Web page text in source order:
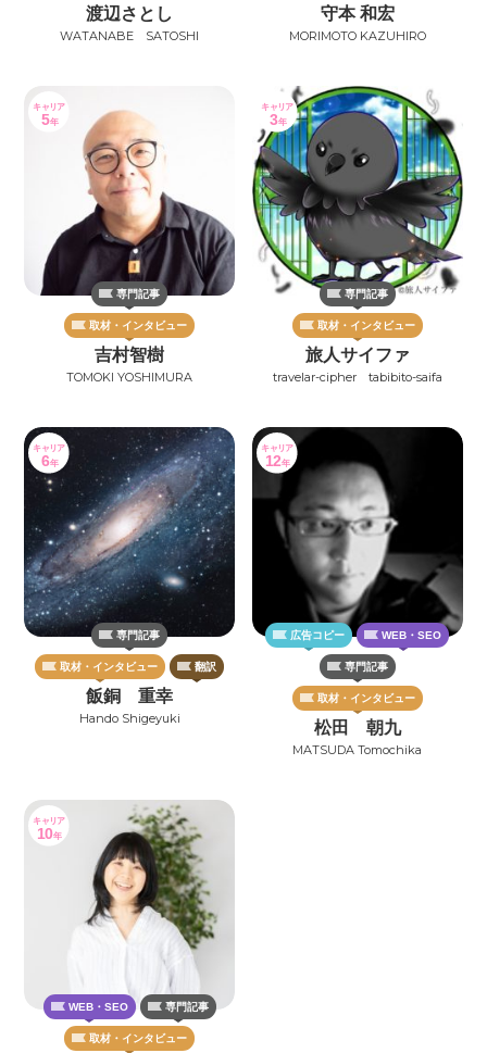
渡辺さとし
WATANABE SATOSHI
守本 和宏
MORIMOTO KAZUHIRO
キャリア
5年
専門記事
取材・インタビュー
吉村智樹
TOMOKI YOSHIMURA
キャリア
3年
専門記事
取材・インタビュー
旅人サイファ
travelar-cipher tabibito-saifa
キャリア
6年
専門記事
取材・インタビュー 翻訳
飯銅 重幸
Hando Shigeyuki
キャリア
12年
広告コピー WEB・SEO
専門記事
取材・インタビュー
松田 朝九
MATSUDA Tomochika
キャリア
10年
WEB・SEO 専門記事
取材・インタビュー